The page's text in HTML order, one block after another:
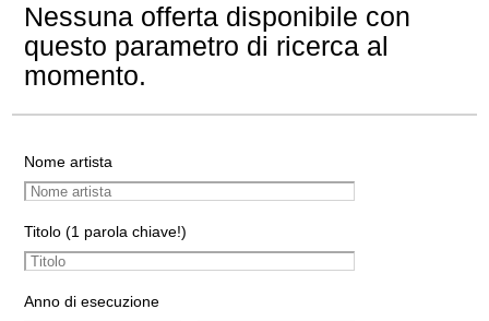
Nessuna offerta disponibile con
questo parametro di ricerca al
momento.
Nome artista
Titolo (1 parola chiave!)
Anno di esecuzione